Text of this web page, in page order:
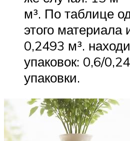
м³. По таблице
этого материала
0,2493 м³.
упаковок: 0,6/
упаковки.